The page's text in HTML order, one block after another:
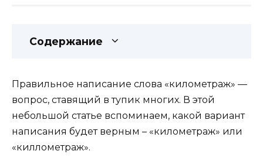
Содержание
Правильное написание слова «километраж» —
вопрос, ставящий в тупик многих. В этой
небольшой статье вспоминаем, какой вариант
написания будет верным – «километраж» или
«киллометраж».